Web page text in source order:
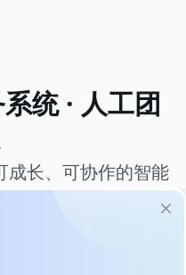
统 · 人工团
成长、可协作的智能